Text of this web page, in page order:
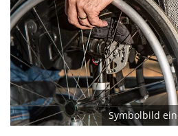
Symbolbild